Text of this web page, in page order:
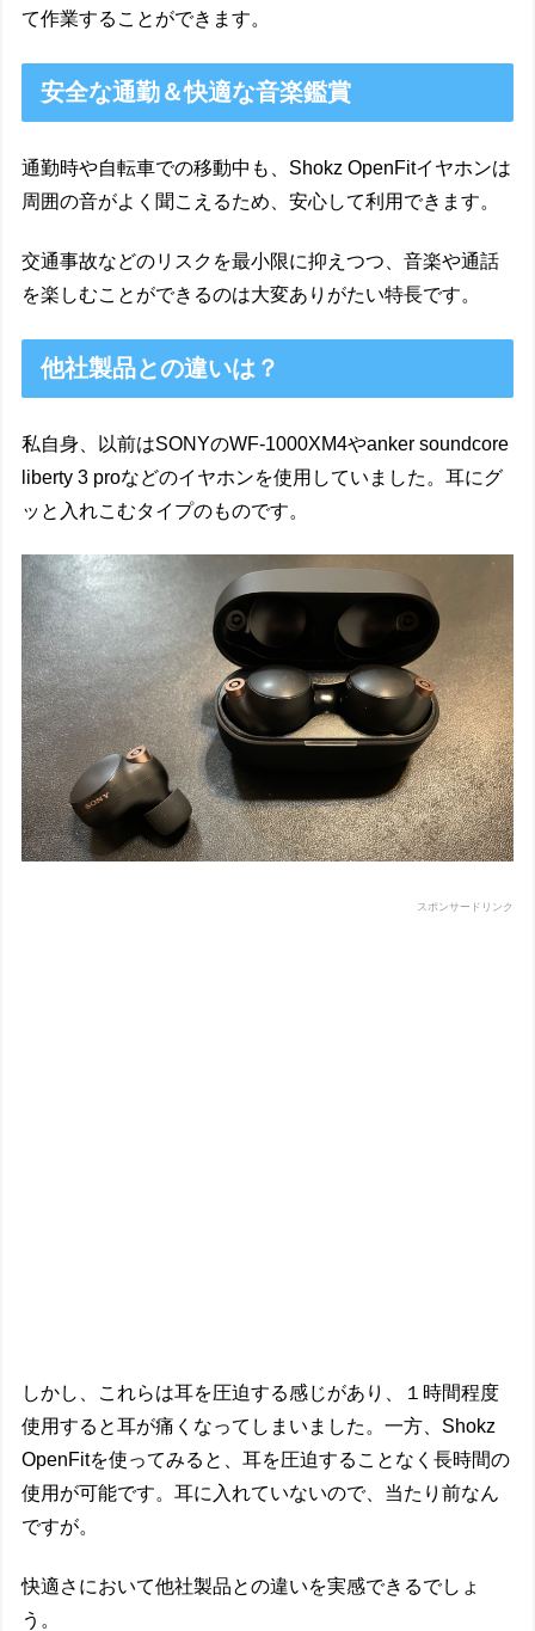
て作業することができます。
安全な通勤＆快適な音楽鑑賞
通勤時や自転車での移動中も、Shokz OpenFitイヤホンは
周囲の音がよく聞こえるため、安心して利用できます。
交通事故などのリスクを最小限に抑えつつ、音楽や通話
を楽しむことができるのは大変ありがたい特長です。
他社製品との違いは？
私自身、以前はSONYのWF-1000XM4やanker soundcore
liberty 3 proなどのイヤホンを使用していました。耳にグ
ッと入れこむタイプのものです。
スポンサードリンク
しかし、これらは耳を圧迫する感じがあり、１時間程度
使用すると耳が痛くなってしまいました。一方、Shokz
OpenFitを使ってみると、耳を圧迫することなく長時間の
使用が可能です。耳に入れていないので、当たり前なん
ですが。
快適さにおいて他社製品との違いを実感できるでしょ
う。